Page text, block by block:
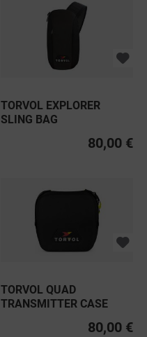
TORVOL EXPLORER
SLING BAG
80,00 €
TORVOL QUAD
TRANSMITTER CASE
80,00 €